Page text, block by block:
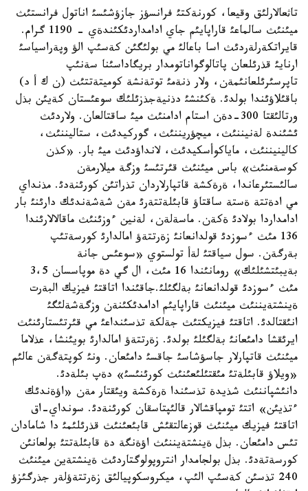
تاثعالارلئق وقيعا، كورنةكتئ فرانسؤز جازؤشئسئ اناتول فرانستئث
ميئنئث سالماعئ قاراپايئم جاي ادامداردئكئندةي - 1190 گرام.
قايراتكةرلةردئث اسا باعالئ مي بولئگئن كةسئپ الؤ وپةراسياسئ
ارنايئ قذرئلعان پاتالوگواناتومدار بريگاداسئنا سةنئپ
تاپرسئرئلعانئمةن، ولار ذنةمئ توتةنشة كوميتةتتئث (ن ك أ د)
باقئلاؤئندا بولدئ. ةكئنشئ دذنيةجذزئلئك سوعئستان كةيئن بذل
ورتالئقتا 300-دةن استام ادامنئث ميئ ساقتالعان. ولاردئث
ئشئندة لةنيننئث، ميچؤريننئث، گوركيدئث، ستاليننئث،
كالينيننئث، ماياكوأسكيدئث، لانداؤدئث ميئ بار. «كذن
كوسةمنئث» باس ميئنئث قئرتئسئ وزگة ميلارمةن
سالئستئرعاندا، ةرةكشة قاتپارلاردان تذراتئن كورئنةدئ. مذنداي
مي ادةتتة ةستة ساقتاؤ قابئلةتتةرئ مةن شةشةندئك دارئنئ بار
ادامداردا بولادئ ةكةن. ماسةلةن، لةنين ءوزئنئث ماقالالارئندا
136 مئث ءسوزدئ قولدانعانئ زةرتتةؤ امالدارئ كورسةتئپ
بةرگةن. سول سياقتئ لةأ تولستوي «سوعئس جانة
بةيبئتشئلئك» رومانئندا 16 مئث، ال گي دة موپاسسان 3،5
مئث ءسوزدئ قولدانعانئ بةلگئلئ.جاقئندا اتاقتئ فيزيك البةرت
ةينشتةيننئث ميئنئث قاراپايئم ادامدئكئنةن وزگةشةلئگئ
انئقتالدئ. اتاقتئ فيزيكتئث جةلكة تذسئنداعئ مي قئرتئستارئنئث
ايرئقشا دامئعانئ بةلگئلئ بولدئ. زةرتتةؤ امالدارئ بويئنشا، عذلاما
ميئنئث قاتپارلار جاسؤشاسئ جاقسئ دامئعان. ونئ كوپتةگةن عالئم
«ويلاؤ قابئلةتئ مئقتئلئعئنئث كورئنئسئ» دةپ بئلةدئ.
دانئشپاننئث شذيدة تذسئندا ةرةكشة ويئقتار مةن «اؤةندئك
ءتذيئن» اتتئ تومپاقشالار قالئپتاسقان كورئنةدئ. سونداي-اق
اتاقتئ فيزيك ميئنئث قوزعالتقئش قابئعئنئث قذرئلئمئ دا شامادان
تئس دامئعان. بذل ةينشتةيننئث اؤةنگة دة قابئلةتتئ بولعانئن
كورسةتةدئ. بذل بولجامدار انتروپولوگتاردئث ةينشتةين ميئنئث
240 تذسئن كةسئپ الئپ، ميكروسكوپيالئق زةرتتةؤلةر جذرگئزؤ